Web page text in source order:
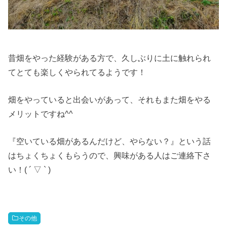
昔畑をやった経験がある方で、久しぶりに土に触れられ
てとても楽しくやられてるようです！
畑をやっていると出会いがあって、それもまた畑をやる
メリットですね^^
『空いている畑があるんだけど、やらない？』という話
はちょくちょくもらうので、興味がある人はご連絡下さ
い！( ´ ▽ ` )
その他